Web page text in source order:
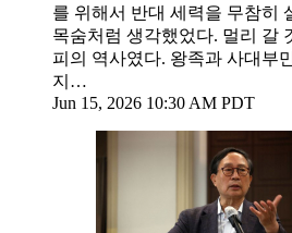
를 위해서 반대 세력을 무참히
목숨처럼 생각했었다. 멀리 갈
피의 역사였다. 왕족과 사대부
지…
Jun 15, 2026 10:30 AM PDT